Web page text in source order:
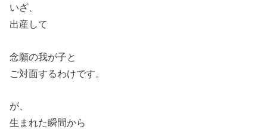
いざ、
出産して
念願の我が子と
ご対面するわけです。
が、
生まれた瞬間から